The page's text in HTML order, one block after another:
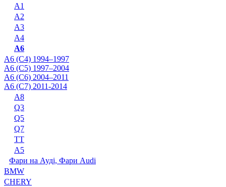
A1
A2
A3
A4
A6
A6 (C4) 1994–1997
A6 (C5) 1997–2004
A6 (C6) 2004–2011
A6 (C7) 2011-2014
A8
Q3
Q5
Q7
TT
А5
Фари на Ауді, Фари Audi
BMW
CHERY